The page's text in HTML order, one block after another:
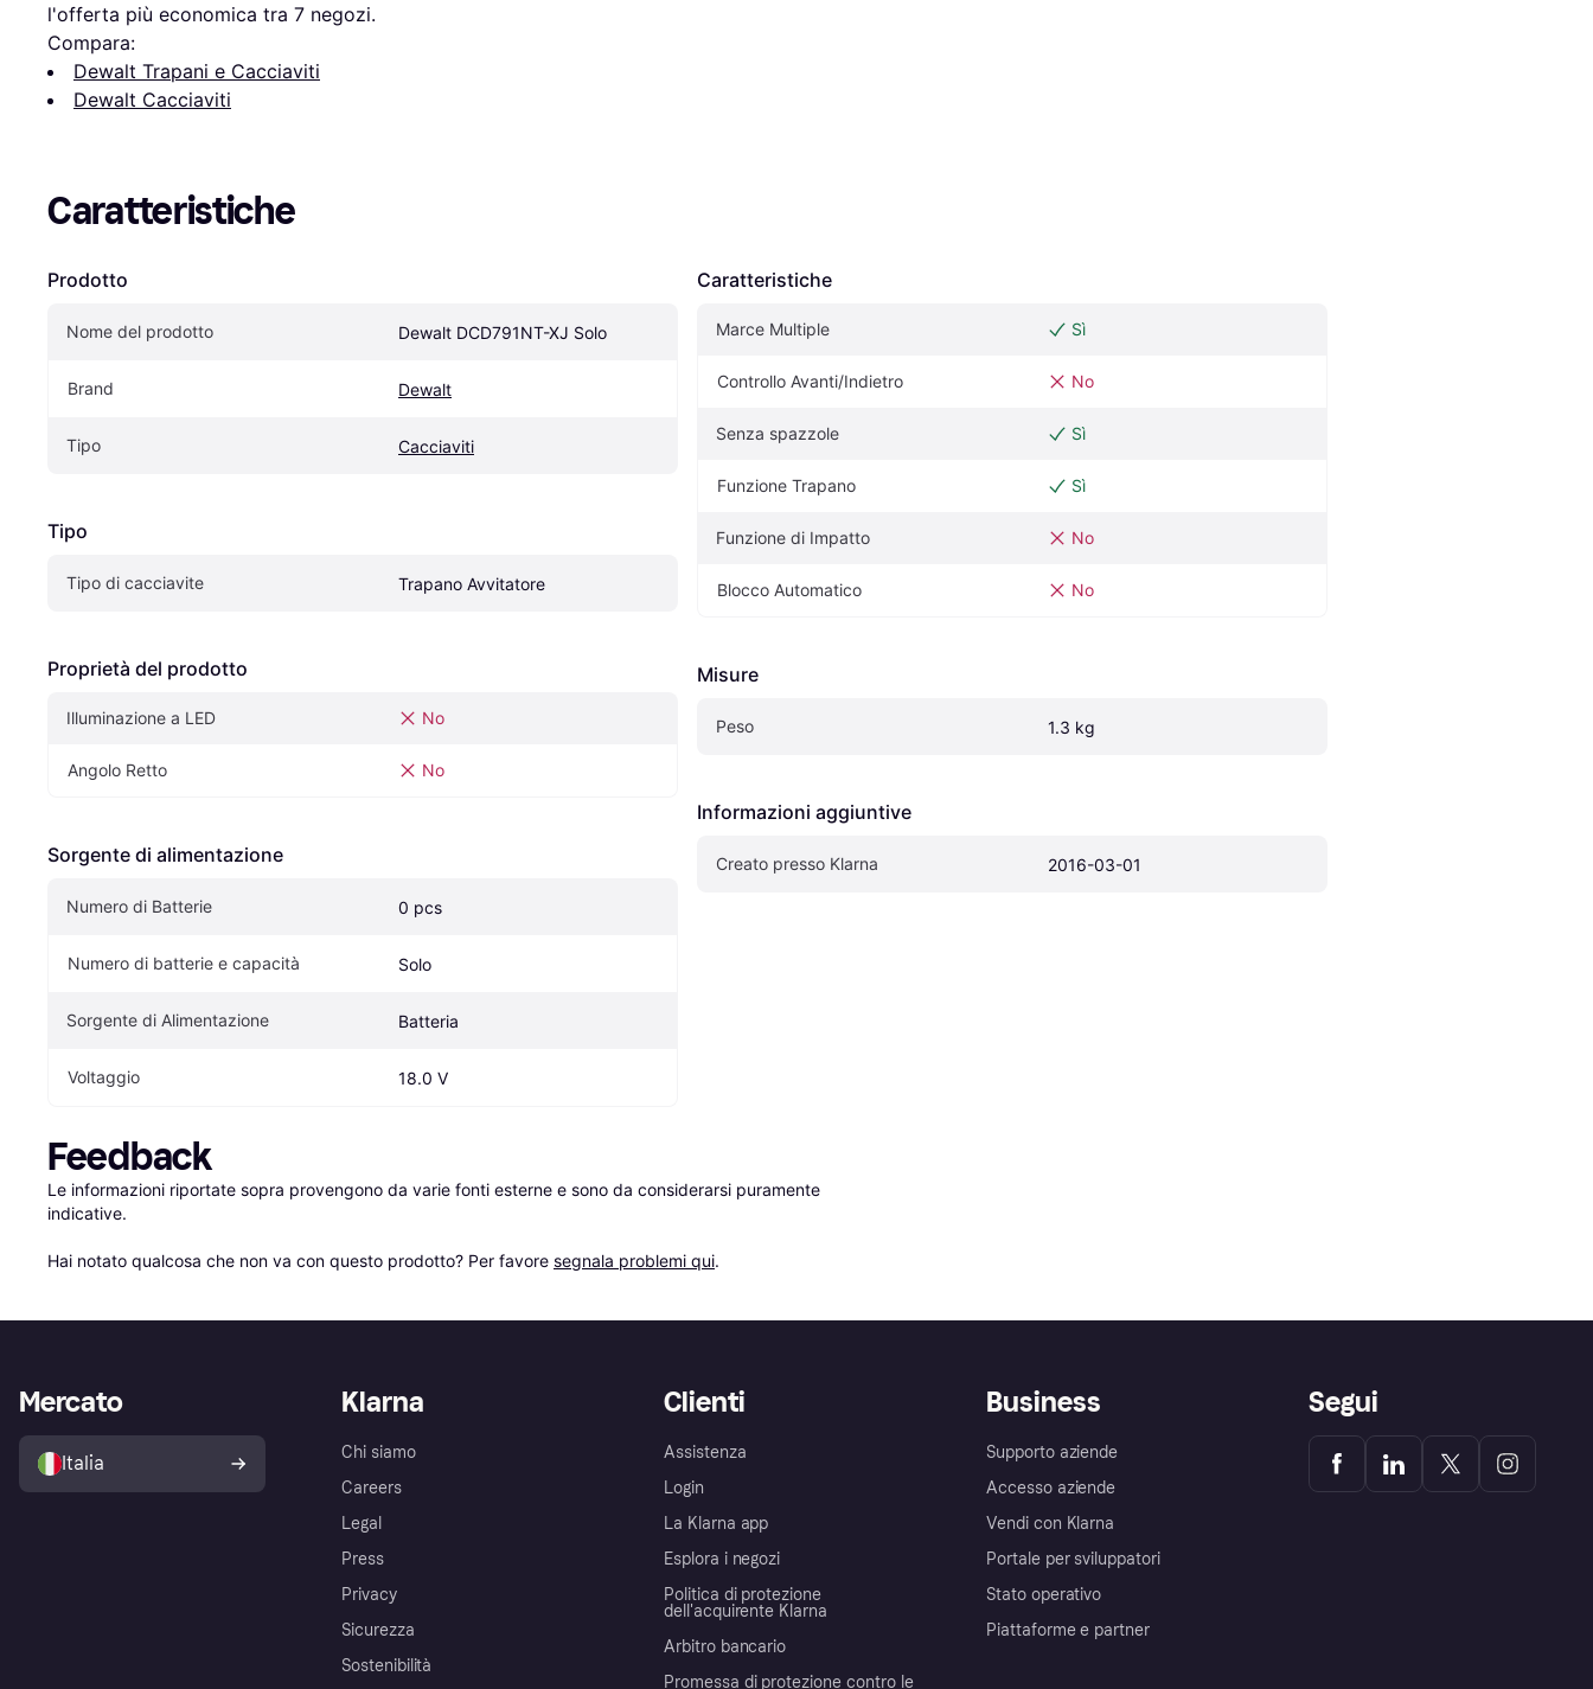
l'offerta più economica tra 7 negozi.
Compara:
Dewalt Trapani e Cacciaviti
Dewalt Cacciaviti
Caratteristiche
Prodotto
Nome del prodotto Dewalt DCD791NT-XJ Solo
Brand Dewalt
Tipo Cacciaviti
Tipo
Tipo di cacciavite Trapano Avvitatore
Proprietà del prodotto
Illuminazione a LED No
Angolo Retto No
Sorgente di alimentazione
Numero di Batterie 0 pcs
Numero di batterie e capacità Solo
Sorgente di Alimentazione Batteria
Voltaggio 18.0 V
Caratteristiche
Marce Multiple Sì
Controllo Avanti/Indietro No
Senza spazzole Sì
Funzione Trapano Sì
Funzione di Impatto No
Blocco Automatico No
Misure
Peso 1.3 kg
Informazioni aggiuntive
Creato presso Klarna 2016-03-01
Feedback
Le informazioni riportate sopra provengono da varie fonti esterne e sono da considerarsi puramente
indicative.
Hai notato qualcosa che non va con questo prodotto? Per favore segnala problemi qui.
Klarna
Chi siamo
Careers
Legal
Press
Privacy
Sicurezza
Sostenibilità
Clienti
Assistenza
Login
La Klarna app
Esplora i negozi
Politica di protezione
dell'acquirente Klarna
Arbitro bancario
Promessa di protezione contro le
Business
Supporto aziende
Accesso aziende
Vendi con Klarna
Portale per sviluppatori
Stato operativo
Piattaforme e partner
Mercato
Italia
Segui